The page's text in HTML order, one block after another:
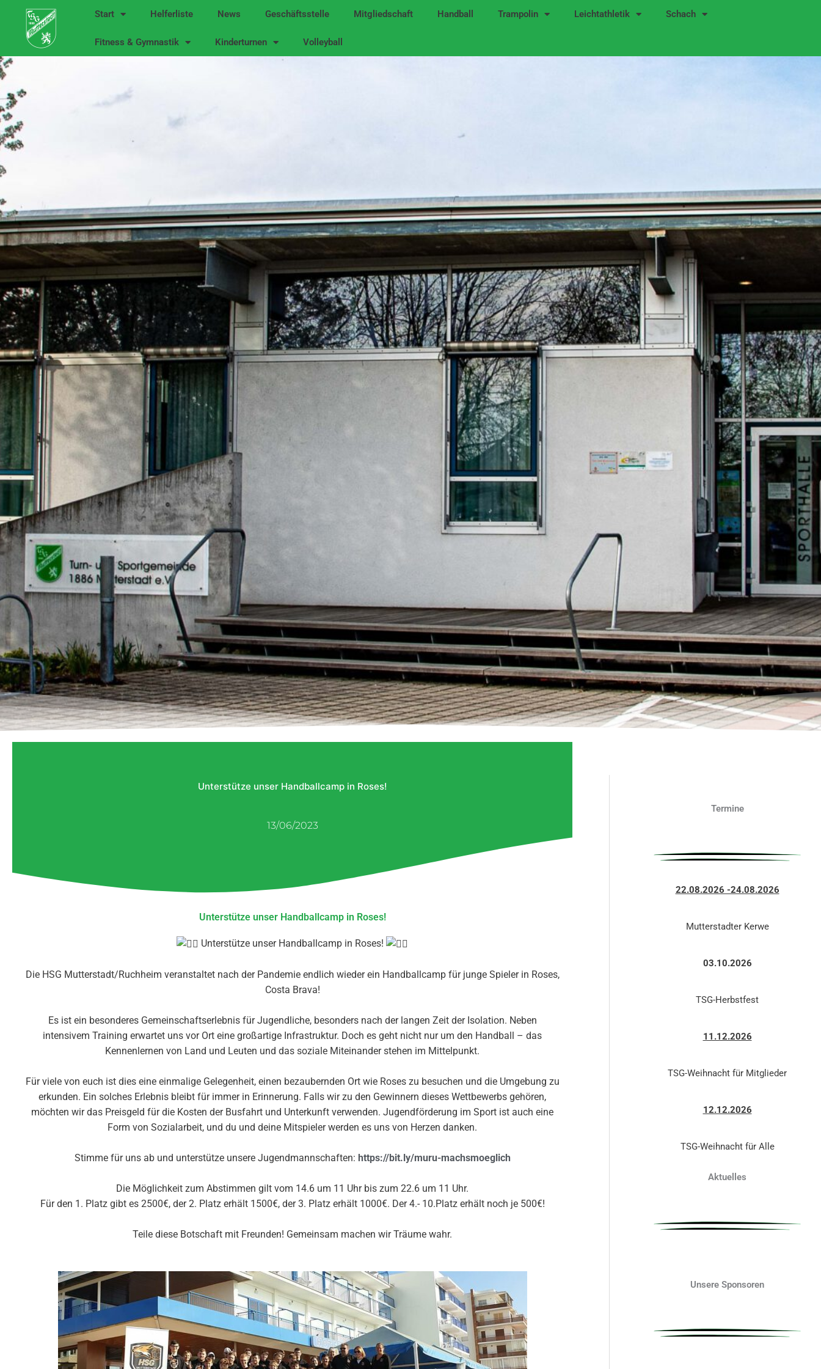
springen
Start Helferliste News Geschäftsstelle Mitgliedschaft Handball Trampolin Leichtathletik Schach
Fitness & Gymnastik Kinderturnen Volleyball
Unterstütze unser Handballcamp in Roses!
13/06/2023
Unterstütze unser Handballcamp in Roses!
Unterstütze unser Handballcamp in Roses!
Die HSG Mutterstadt/Ruchheim veranstaltet nach der Pandemie endlich wieder ein Handballcamp für junge Spieler in Roses,
Costa Brava!
Es ist ein besonderes Gemeinschaftserlebnis für Jugendliche, besonders nach der langen Zeit der Isolation. Neben
intensivem Training erwartet uns vor Ort eine großartige Infrastruktur. Doch es geht nicht nur um den Handball – das
Kennenlernen von Land und Leuten und das soziale Miteinander stehen im Mittelpunkt.
Für viele von euch ist dies eine einmalige Gelegenheit, einen bezaubernden Ort wie Roses zu besuchen und die Umgebung zu
erkunden. Ein solches Erlebnis bleibt für immer in Erinnerung. Falls wir zu den Gewinnern dieses Wettbewerbs gehören,
möchten wir das Preisgeld für die Kosten der Busfahrt und Unterkunft verwenden. Jugendförderung im Sport ist auch eine
Form von Sozialarbeit, und du und deine Mitspieler werden es uns von Herzen danken.
Stimme für uns ab und unterstütze unsere Jugendmannschaften: https://bit.ly/muru-machsmoeglich
Die Möglichkeit zum Abstimmen gilt vom 14.6 um 11 Uhr bis zum 22.6 um 11 Uhr.
Für den 1. Platz gibt es 2500€, der 2. Platz erhält 1500€, der 3. Platz erhält 1000€. Der 4.- 10.Platz erhält noch je 500€!
Teile diese Botschaft mit Freunden! Gemeinsam machen wir Träume wahr.
Termine
22.08.2026 -24.08.2026
Mutterstadter Kerwe
03.10.2026
TSG-Herbstfest
11.12.2026
TSG-Weihnacht für Mitglieder
12.12.2026
TSG-Weihnacht für Alle
Aktuelles
Unsere Sponsoren